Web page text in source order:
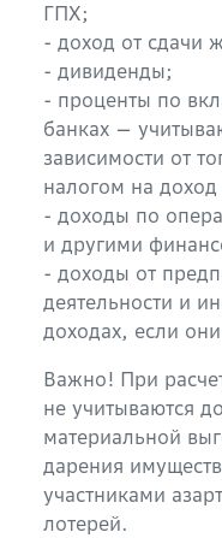
ГПХ;
- доход от сдачи
- дивиденды;
- проценты по
банках —
зависимости от
налогом на доход
- доходы по
и другими
- доходы от
деятельности и
доходах, если
Важно! При
не учитываются
материальной
дарения
участниками
лотерей.